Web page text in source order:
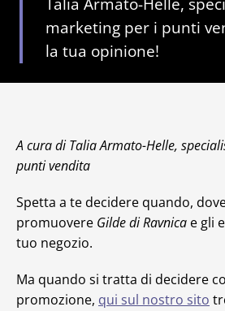
marketing per i punti
la tua opinione!
A cura di Talia Armato-Helle,
punti vendita
Spetta a te decidere quando,
promuovere Gilde di Ravnica e gli
tuo negozio.
Ma quando si tratta di decidere
promozione, qui sul nostro sito